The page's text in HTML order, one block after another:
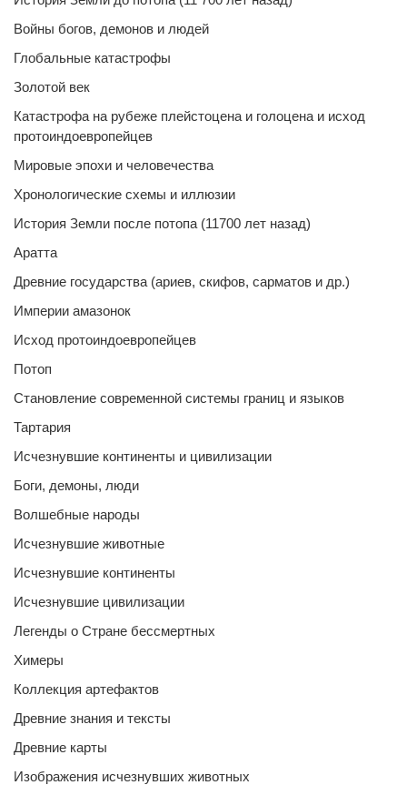
Войны богов, демонов и людей
Глобальные катастрофы
Золотой век
Катастрофа на рубеже плейстоцена и голоцена и исход
протоиндоевропейцев
Мировые эпохи и человечества
Хронологические схемы и иллюзии
История Земли после потопа (11700 лет назад)
Аратта
Древние государства (ариев, скифов, сарматов и др.)
Империи амазонок
Исход протоиндоевропейцев
Потоп
Становление современной системы границ и языков
Тартария
Исчезнувшие континенты и цивилизации
Боги, демоны, люди
Волшебные народы
Исчезнувшие животные
Исчезнувшие континенты
Исчезнувшие цивилизации
Легенды о Стране бессмертных
Химеры
Коллекция артефактов
Древние знания и тексты
Древние карты
Изображения исчезнувших животных